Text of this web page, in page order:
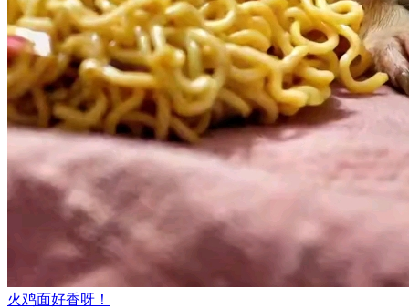
火鸡面好香呀！